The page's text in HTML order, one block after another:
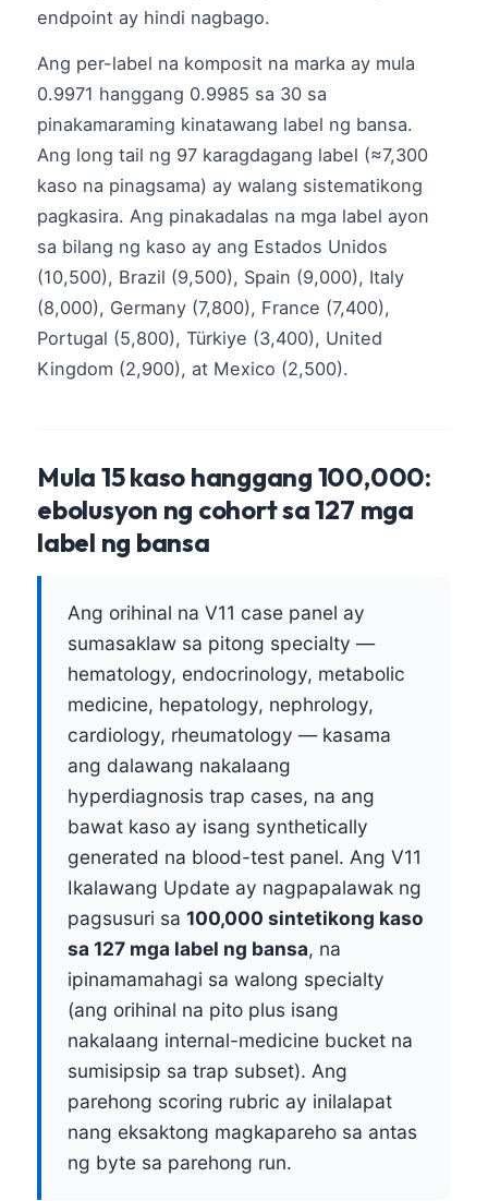
endpoint ay hindi nagbago.
Ang per-label na komposit na marka ay mula
0.9971 hanggang 0.9985 sa 30 sa
pinakamaraming kinatawang label ng bansa.
Ang long tail ng 97 karagdagang label (≈7,300
kaso na pinagsama) ay walang sistematikong
pagkasira. Ang pinakadalas na mga label ayon
sa bilang ng kaso ay ang Estados Unidos
(10,500), Brazil (9,500), Spain (9,000), Italy
(8,000), Germany (7,800), France (7,400),
Portugal (5,800), Türkiye (3,400), United
Kingdom (2,900), at Mexico (2,500).
Mula 15 kaso hanggang 100,000:
ebolusyon ng cohort sa 127 mga
label ng bansa
Ang orihinal na V11 case panel ay
sumasaklaw sa pitong specialty —
hematology, endocrinology, metabolic
medicine, hepatology, nephrology,
cardiology, rheumatology — kasama
ang dalawang nakalaang
hyperdiagnosis trap cases, na ang
bawat kaso ay isang synthetically
generated na blood-test panel. Ang V11
Ikalawang Update ay nagpapalawak ng
pagsusuri sa 100,000 sintetikong kaso
sa 127 mga label ng bansa, na
ipinamamahagi sa walong specialty
(ang orihinal na pito plus isang
nakalaang internal-medicine bucket na
sumisipsip sa trap subset). Ang
parehong scoring rubric ay inilalapat
nang eksaktong magkapareho sa antas
ng byte sa parehong run.